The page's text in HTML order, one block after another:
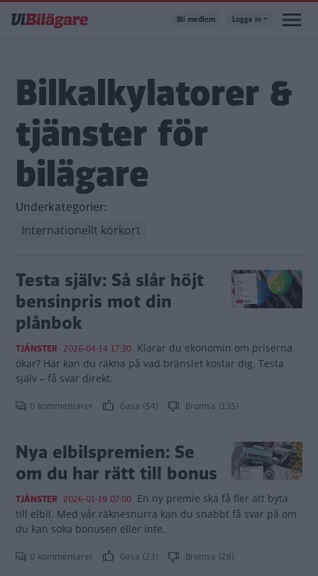
till
Bli medlem Logga in
Bilkalkylatorer &
tjänster för
bilägare
Underkategorier:
Internationellt körkort
Testa själv: Så slår höjt
bensinpris mot din
plånbok
TJÄNSTER 2026-04-14 17:30 Klarar du ekonomin om priserna
ökar? Här kan du räkna på vad bränslet kostar dig. Testa
själv – få svar direkt.
0 kommentarer Gasa (54) Bromsa (135)
Nya elbilspremien: Se
om du har rätt till bonus
TJÄNSTER 2026-01-19 07:00 En ny premie ska få fler att byta
till elbil. Med vår räknesnurra kan du snabbt få svar på om
du kan söka bonusen eller inte.
0 kommentarer Gasa (23) Bromsa (28)